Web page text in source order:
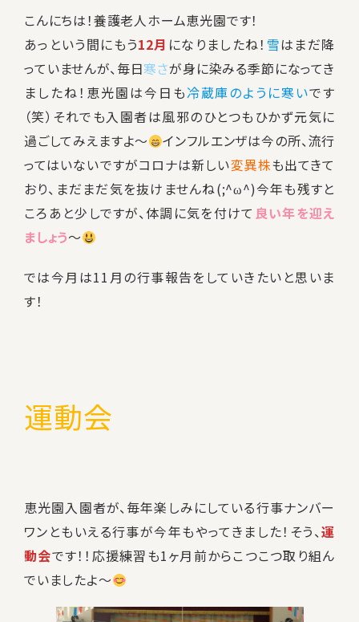
こんにちは！養護老人ホーム恵光園です！
あっという間にもう12月 になりましたね！ 雪はまだ降
っていませんが、毎日寒さが身に染みる季節になってき
ましたね！恵光園は今日も冷蔵庫のように寒いです
（笑）それでも入園者は風邪のひとつもひかず元気に
過ごしてみえますよ～
インフルエンザは今の所、流行
ってはいないですがコロナは新しい変異株も出てきて
おり、まだまだ気を抜けませんね(;^ω^)今年も残すと
ころあと少しですが、体調に気を付けて 良い年を迎え
ましょう～
では今月は11月の行事報告をしていきたいと思いま
す！
運動会
恵光園入園者が、毎年楽しみにしている行事ナンバー
ワンともいえる行事が今年もやってきました！そう、運
動会です！！応援練習も1ヶ月前からこつこつ取り組ん
でいましたよ～